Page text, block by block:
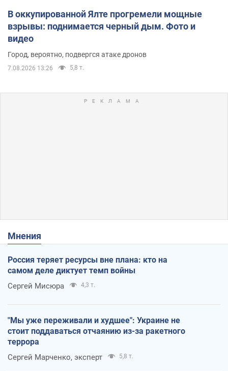
В оккупированной Ялте прогремели мощные
взрывы: поднимается черный дым. Фото и
видео
Город, вероятно, подвергся атаке дронов
7.08.2026 13:26 5,8 т.
Мнения
Россия теряет ресурсы вне плана: кто на
самом деле диктует темп войны
Сергей Мисюра 4,3 т.
"Мы уже переживали и худшее": Украине не
стоит поддаваться отчаянию из-за ракетного
террора
Сергей Марченко, эксперт 5,8 т.